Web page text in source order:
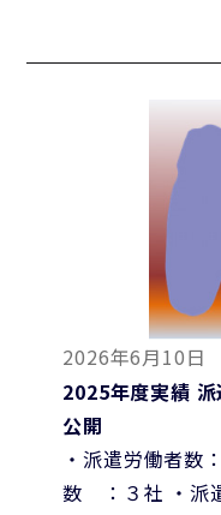
2026年6月10日
2025年度実績
公開
・派遣労働者数
数 ：３社 ・派